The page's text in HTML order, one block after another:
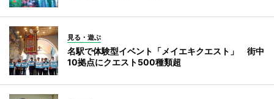
見る・遊ぶ
名駅で体験型イベント「メイエキクエスト」 街中
10拠点にクエスト500種類超